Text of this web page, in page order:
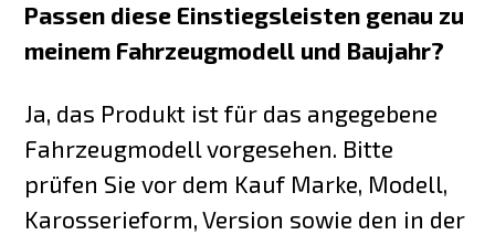
Passen diese Einstiegsleisten genau zu
meinem Fahrzeugmodell und Baujahr?
Ja, das Produkt ist für das angegebene
Fahrzeugmodell vorgesehen. Bitte
prüfen Sie vor dem Kauf Marke, Modell,
Karosserieform, Version sowie den in der